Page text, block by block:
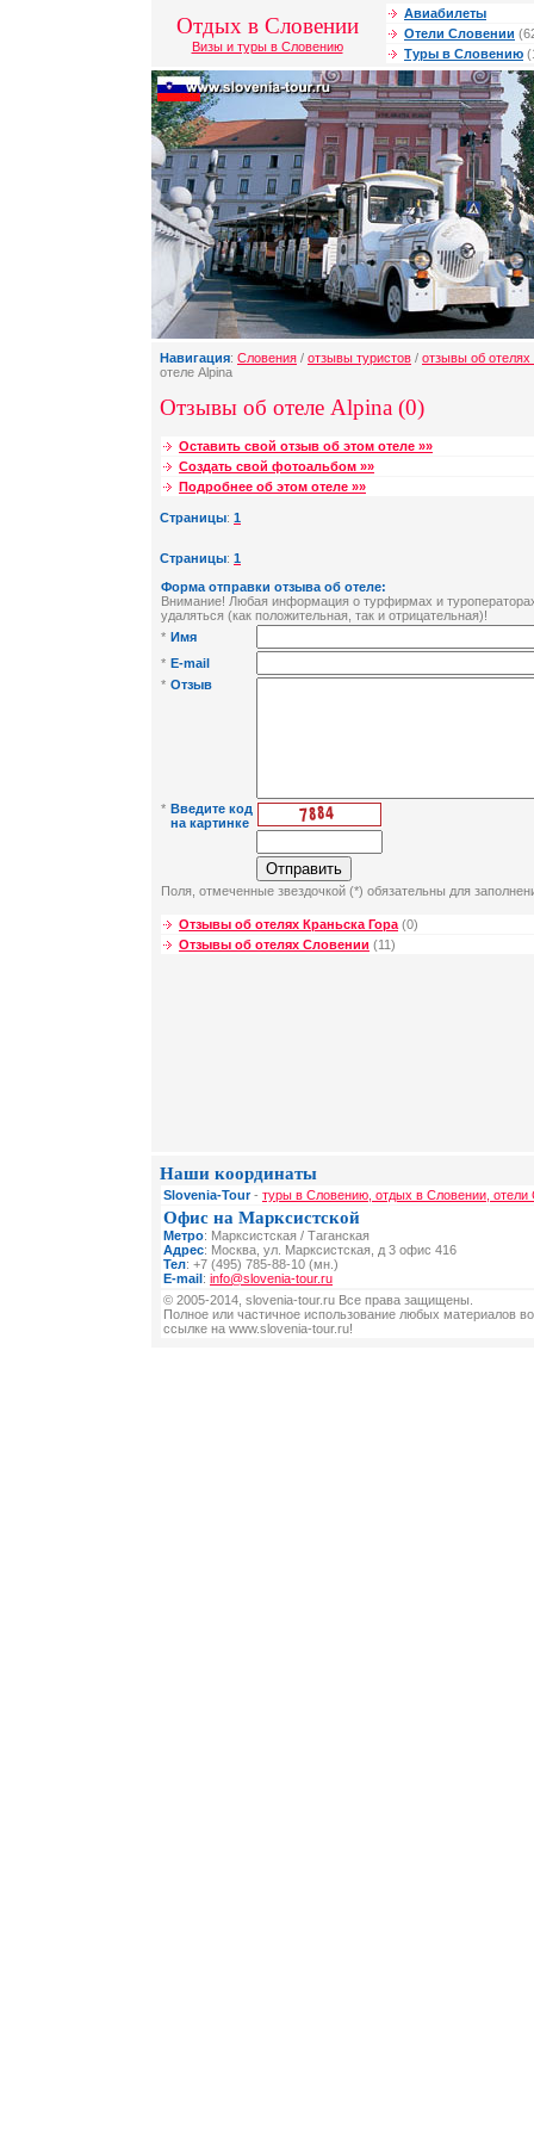
Отдых в Словении
Визы и туры в Словению
Авиабилеты
Отели Словении
Туры в Словению
Навигация: Словения / отзывы туристов / отзывы об отелях
отеле Alpina
Отзывы об отеле Alpina (0)
Оставить свой отзыв об этом отеле »»
Создать свой фотоальбом »»
Подробнее об этом отеле »»
Страницы: 1
Страницы: 1
Форма отправки отзыва об отеле:
Внимание! Любая информация о турфирмах и
удаляться (как положительная, так и отрицательная)!
* Имя
* E-mail
* Отзыв
* Введите код
на картинке
Поля, отмеченные звездочкой (*) обязательны для
Отзывы об отелях Краньска Гора(0)
Отзывы об отелях Словении (11)
Наши координаты
Slovenia-Tour- туры в Словению, отдых в Словении,
Офис на Марксистской
Метро: Марксистская / Таганская
Адрес: Москва, ул. Марксистская, д 3 офис 416
Тел: +7 (495) 785-88-10 (мн.)
E-mail: info@slovenia-tour.ru
© 2005-2014, slovenia-tour.ru Все права защищены.
Полное или частичное использование любых материалов
ссылке на www.slovenia-tour.ru!